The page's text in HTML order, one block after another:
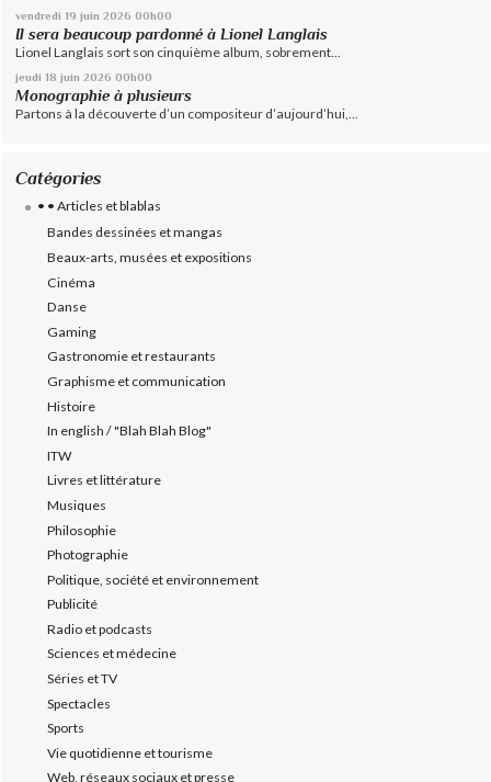
vendredi 19 juin 2026 00h00
Il sera beaucoup pardonné à Lionel Langlais
Lionel Langlais sort son cinquième album, sobrement...
jeudi 18 juin 2026 00h00
Monographie à plusieurs
Partons à la découverte d’un compositeur d’aujourd’hui,...
Catégories
• • Articles et blablas
Bandes dessinées et mangas
Beaux-arts, musées et expositions
Cinéma
Danse
Gaming
Gastronomie et restaurants
Graphisme et communication
Histoire
In english / "Blah Blah Blog"
ITW
Livres et littérature
Musiques
Philosophie
Photographie
Politique, société et environnement
Publicité
Radio et podcasts
Sciences et médecine
Séries et TV
Spectacles
Sports
Vie quotidienne et tourisme
Web, réseaux sociaux et presse